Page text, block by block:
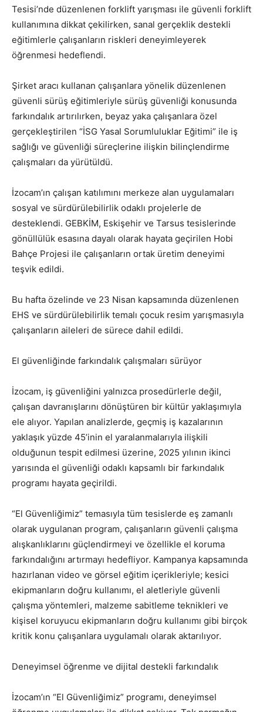
Tesisi’nde düzenlenen forklift yarışması ile güvenli forklift
kullanımına dikkat çekilirken, sanal gerçeklik destekli
eğitimlerle çalışanların riskleri deneyimleyerek
öğrenmesi hedeflendi.
Şirket aracı kullanan çalışanlara yönelik düzenlenen
güvenli sürüş eğitimleriyle sürüş güvenliği konusunda
farkındalık artırılırken, beyaz yaka çalışanlara özel
gerçekleştirilen “İSG Yasal Sorumluluklar Eğitimi” ile iş
sağlığı ve güvenliği süreçlerine ilişkin bilinçlendirme
çalışmaları da yürütüldü.
İzocam’ın çalışan katılımını merkeze alan uygulamaları
sosyal ve sürdürülebilirlik odaklı projelerle de
desteklendi. GEBKİM, Eskişehir ve Tarsus tesislerinde
gönüllülük esasına dayalı olarak hayata geçirilen Hobi
Bahçe Projesi ile çalışanların ortak üretim deneyimi
teşvik edildi.
Bu hafta özelinde ve 23 Nisan kapsamında düzenlenen
EHS ve sürdürülebilirlik temalı çocuk resim yarışmasıyla
çalışanların aileleri de sürece dahil edildi.
El güvenliğinde farkındalık çalışmaları sürüyor
İzocam, iş güvenliğini yalnızca prosedürlerle değil,
çalışan davranışlarını dönüştüren bir kültür yaklaşımıyla
ele alıyor. Yapılan analizlerde, geçmiş iş kazalarının
yaklaşık yüzde 45’inin el yaralanmalarıyla ilişkili
olduğunun tespit edilmesi üzerine, 2025 yılının ikinci
yarısında el güvenliği odaklı kapsamlı bir farkındalık
programı hayata geçirildi.
“El Güvenliğimiz” temasıyla tüm tesislerde eş zamanlı
olarak uygulanan program, çalışanların güvenli çalışma
alışkanlıklarını güçlendirmeyi ve özellikle el koruma
farkındalığını artırmayı hedefliyor. Kampanya kapsamında
hazırlanan video ve görsel eğitim içerikleriyle; kesici
ekipmanların doğru kullanımı, el aletleriyle güvenli
çalışma yöntemleri, malzeme sabitleme teknikleri ve
kişisel koruyucu ekipmanların doğru kullanımı gibi birçok
kritik konu çalışanlara uygulamalı olarak aktarılıyor.
Deneyimsel öğrenme ve dijital destekli farkındalık
İzocam’ın “El Güvenliğimiz” programı, deneyimsel